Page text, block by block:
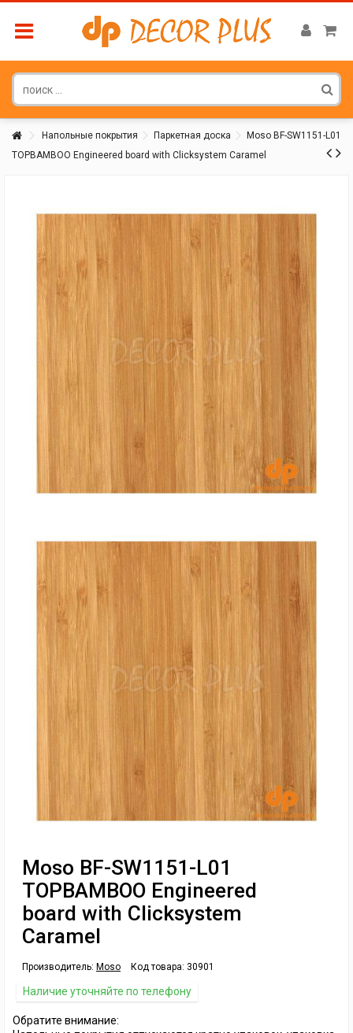
Напольные покрытия Паркетная доска
Moso BF-SW1151-L01
TOPBAMBOO Engineered board with Clicksystem Caramel
Moso BF-SW1151-L01
TOPBAMBOO Engineered
board with Clicksystem
Caramel
Производитель: Moso Код товара: 30901
Наличие уточняйте по телефону
Обратите внимание: